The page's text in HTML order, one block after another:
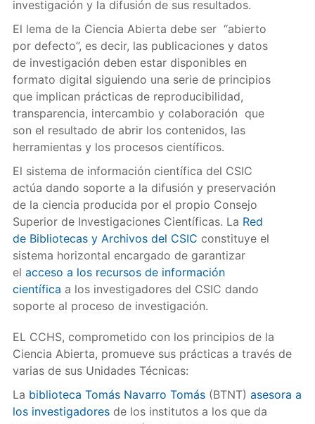
investigación y la difusión de sus resultados.
El lema de la Ciencia Abierta debe ser “abierto
por defecto”, es decir, las publicaciones y datos
de investigación deben estar disponibles en
formato digital siguiendo una serie de principios
que implican prácticas de reproducibilidad,
transparencia, intercambio y colaboración que
son el resultado de abrir los contenidos, las
herramientas y los procesos científicos.
El sistema de información científica del CSIC
actúa dando soporte a la difusión y preservación
de la ciencia producida por el propio Consejo
Superior de Investigaciones Científicas. La Red
de Bibliotecas y Archivos del CSIC constituye el
sistema horizontal encargado de garantizar
el acceso a los recursos de información
científica a los investigadores del CSIC dando
soporte al proceso de investigación.
EL CCHS, comprometido con los principios de la
Ciencia Abierta, promueve sus prácticas a través de
varias de sus Unidades Técnicas:
La biblioteca Tomás Navarro Tomás(BTNT) asesora a
los investigadoresde los institutos a los que da